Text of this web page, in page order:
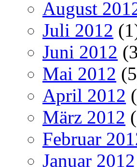
August
Juli 2012
Juni 2012
Mai 2012
April 2012
März 2012
Februar
Januar 2012